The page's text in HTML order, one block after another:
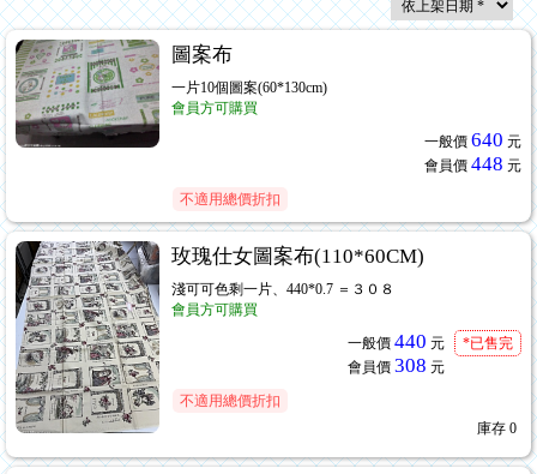
圖案布
一片10個圖案(60*130cm)
會員方可購買
一般價 640 元
會員價 448 元
不適用總價折扣
玫瑰仕女圖案布(110*60CM)
淺可可色剩一片、440*0.7 ＝３０８
會員方可購買
一般價 440 元
會員價 308 元
*已售完
不適用總價折扣
庫存 0